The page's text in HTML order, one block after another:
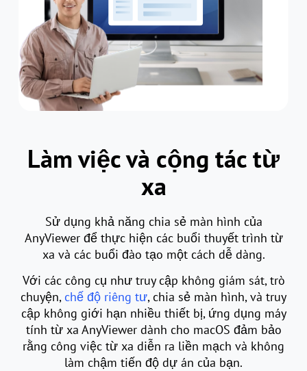
Làm việc và cộng tác từ
xa
Sử dụng khả năng chia sẻ màn hình của
AnyViewer để thực hiện các buổi thuyết trình từ
xa và các buổi đào tạo một cách dễ dàng.
Với các công cụ như truy cập không giám sát, trò
chuyện, chế độ riêng tư, chia sẻ màn hình, và truy
cập không giới hạn nhiều thiết bị, ứng dụng máy
tính từ xa AnyViewer dành cho macOS đảm bảo
rằng công việc từ xa diễn ra liền mạch và không
làm chậm tiến độ dự án của bạn.